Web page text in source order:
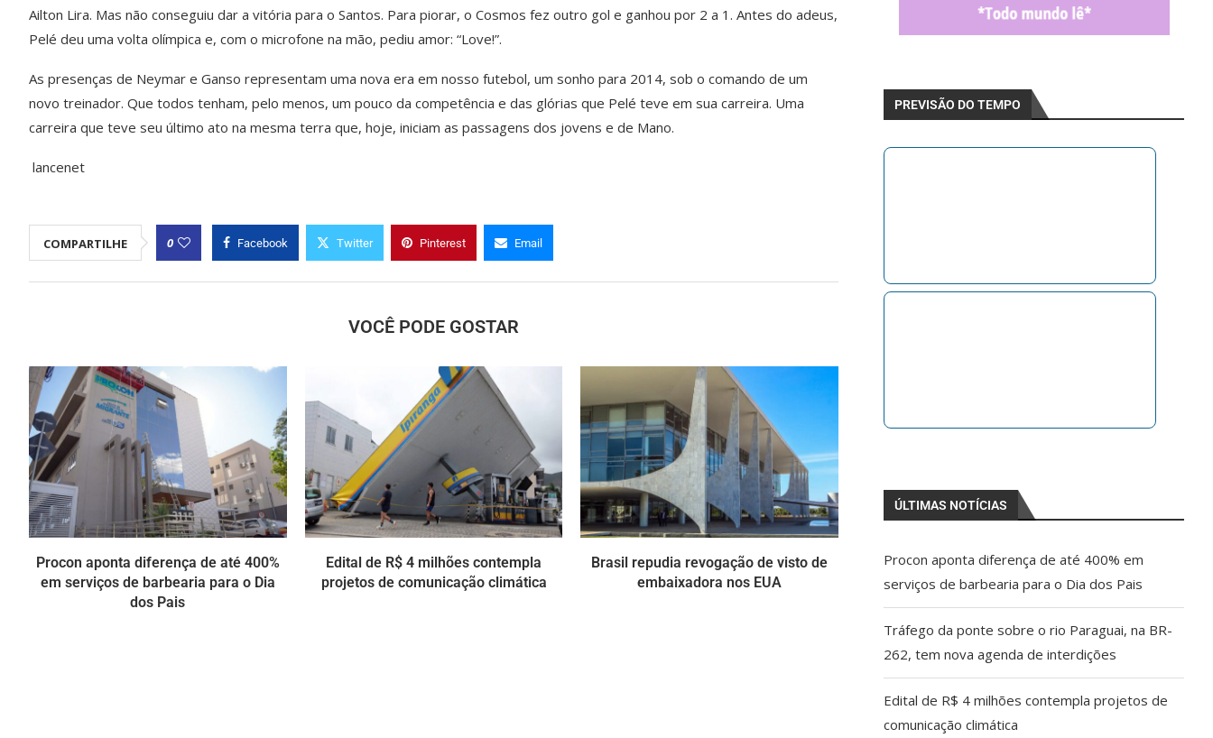
Ailton Lira. Mas não conseguiu dar a vitória para o Santos. Para piorar, o Cosmos fez outro gol e ganhou por 2 a 1. Antes do adeus,
Pelé deu uma volta olímpica e, com o microfone na mão, pediu amor: “Love!”.
As presenças de Neymar e Ganso representam uma nova era em nosso futebol, um sonho para 2014, sob o comando de um
novo treinador. Que todos tenham, pelo menos, um pouco da competência e das glórias que Pelé teve em sua carreira. Uma
carreira que teve seu último ato na mesma terra que, hoje, iniciam as passagens dos jovens e de Mano.
lancenet
COMPARTILHE 0 Facebook Twitter Pinterest Email
VOCÊ PODE GOSTAR
Procon aponta diferença de até 400%
em serviços de barbearia para o Dia
dos Pais
Edital de R$ 4 milhões contempla
projetos de comunicação climática
Brasil repudia revogação de visto de
embaixadora nos EUA
PREVISÃO DO TEMPO
ÚLTIMAS NOTÍCIAS
Procon aponta diferença de até 400% em
serviços de barbearia para o Dia dos Pais
Tráfego da ponte sobre o rio Paraguai, na BR-
262, tem nova agenda de interdições
Edital de R$ 4 milhões contempla projetos de
comunicação climática